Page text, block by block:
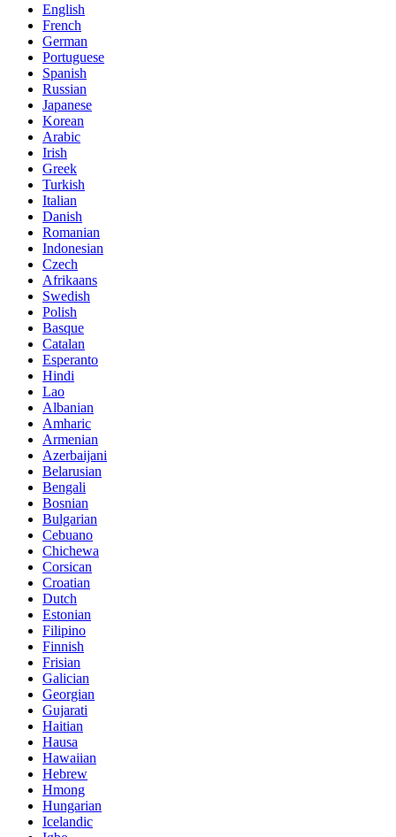
English
French
German
Portuguese
Spanish
Russian
Japanese
Korean
Arabic
Irish
Greek
Turkish
Italian
Danish
Romanian
Indonesian
Czech
Afrikaans
Swedish
Polish
Basque
Catalan
Esperanto
Hindi
Lao
Albanian
Amharic
Armenian
Azerbaijani
Belarusian
Bengali
Bosnian
Bulgarian
Cebuano
Chichewa
Corsican
Croatian
Dutch
Estonian
Filipino
Finnish
Frisian
Galician
Georgian
Gujarati
Haitian
Hausa
Hawaiian
Hebrew
Hmong
Hungarian
Icelandic